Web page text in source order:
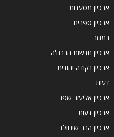
ארכיון מסעדות
ארכיון ספרים
במגזר
ארכיון חדשות הברנז'ה
ארכיון נקודה יהודית
דעות
ארכיון אליעזר שפר
ארכיון דעות
ארכיון הרב שינוולד